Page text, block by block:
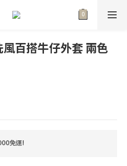
百搭牛仔外套 兩色
免運!